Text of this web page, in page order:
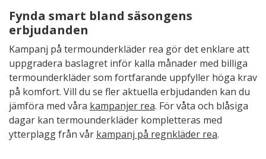
Fynda smart bland säsongens
erbjudanden
Kampanj på termounderkläder rea gör det enklare att
uppgradera baslagret inför kalla månader med billiga
termounderkläder som fortfarande uppfyller höga krav
på komfort. Vill du se fler aktuella erbjudanden kan du
jämföra med våra kampanjer rea. För våta och blåsiga
dagar kan termounderkläder kompletteras med
ytterplagg från vår kampanj på regnkläder rea.